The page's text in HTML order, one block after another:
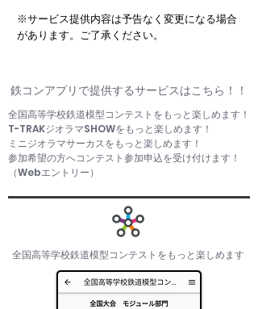
※サービス提供内容は予告なく変更になる場合
があります。ご了承ください。
鉄コンアプリで提供するサービスはこちら！！
全国高等学校鉄道模型コンテストをもっと楽しめます！
T-TRAKジオラマSHOWをもっと楽しめます！
ミニジオラマサーカスをもっと楽しめます！
参加希望の方へコンテスト参加申込を受け付けます！
（Webエントリー）
​全国高等学校鉄道模型コンテストをもっと楽しめます